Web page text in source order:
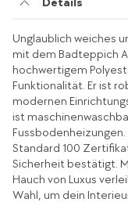
Unglaublich weiches
mit dem Badteppich
hochwertigem
Funktionalität. Er ist
modernen
ist
Standard 100
Sicherheit bestätigt.
Hauch von Luxus
Wahl, um dein